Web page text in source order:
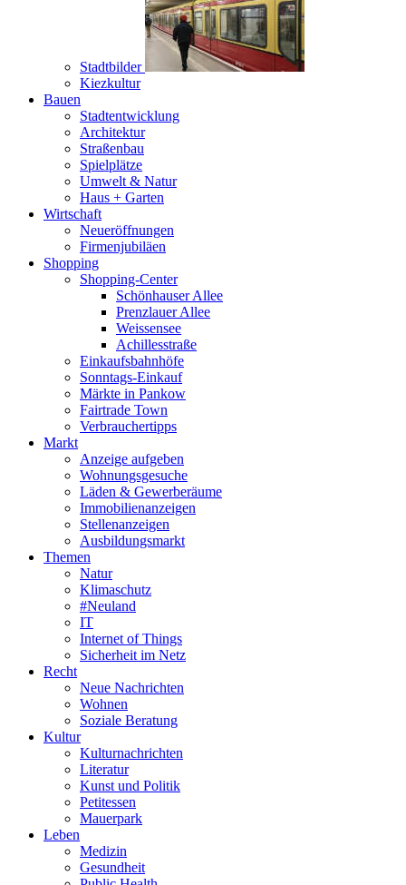
Stadtbilder
Kiezkultur
Bauen
Stadtentwicklung
Architektur
Straßenbau
Spielplätze
Umwelt & Natur
Haus + Garten
Wirtschaft
Neueröffnungen
Firmenjubiläen
Shopping
Shopping-Center
Schönhauser Allee
Prenzlauer Allee
Weissensee
Achillesstraße
Einkaufsbahnhöfe
Sonntags-Einkauf
Märkte in Pankow
Fairtrade Town
Verbrauchertipps
Markt
Anzeige aufgeben
Wohnungsgesuche
Läden & Gewerberäume
Immobilienanzeigen
Stellenanzeigen
Ausbildungsmarkt
Themen
Natur
Klimaschutz
#Neuland
IT
Internet of Things
Sicherheit im Netz
Recht
Neue Nachrichten
Wohnen
Soziale Beratung
Kultur
Kulturnachrichten
Literatur
Kunst und Politik
Petitessen
Mauerpark
Leben
Medizin
Gesundheit